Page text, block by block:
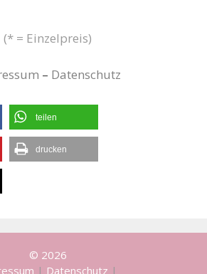
(* = Einzelpreis)
– Datenschutz
teilen
drucken
© 2026
| Datenschutz |